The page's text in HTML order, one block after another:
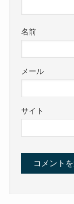
名前
メール
サイト